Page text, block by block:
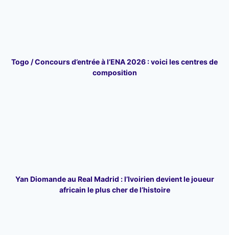
Togo / Concours d’entrée à l’ENA 2026 : voici les centres de
composition
Yan Diomande au Real Madrid : l’Ivoirien devient le joueur
africain le plus cher de l’histoire